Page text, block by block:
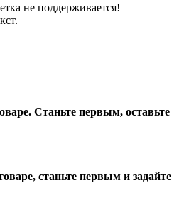
не поддерживается!
Станьте первым, оставьте
станьте первым и задайте